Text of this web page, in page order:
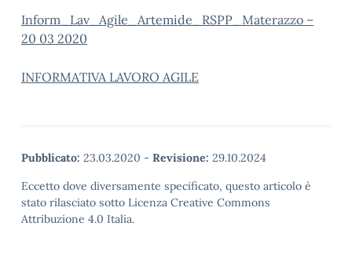
Inform_Lav_Agile_Artemide_RSPP_Materazzo –
20 03 2020
INFORMATIVA LAVORO AGILE
Pubblicato: 23.03.2020 - Revisione: 29.10.2024
Eccetto dove diversamente specificato, questo articolo è
stato rilasciato sotto Licenza Creative Commons
Attribuzione 4.0 Italia.